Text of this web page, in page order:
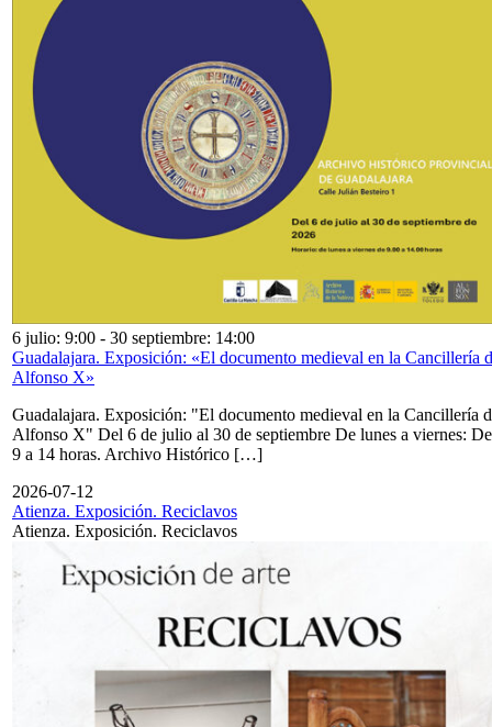
6 julio: 9:00 - 30 septiembre: 14:00
Guadalajara. Exposición: «El documento medieval en la Cancillería
Alfonso X»
Guadalajara. Exposición: "El documento medieval en la Cancillería
Alfonso X" Del 6 de julio al 30 de septiembre De lunes a viernes: De
9 a 14 horas. Archivo Histórico […]
2026-07-12
Atienza. Exposición. Reciclavos
Atienza. Exposición. Reciclavos